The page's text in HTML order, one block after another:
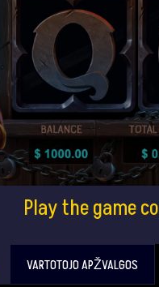
Play the game
VARTOTOJO APŽVALGOS